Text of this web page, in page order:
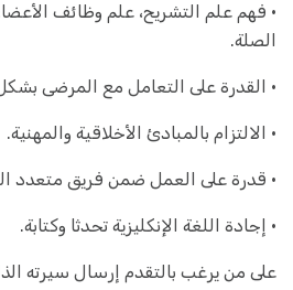
• فهم علم التشريح، علم وظائف
الصلة.
• القدرة على التعامل مع المرضى
• الالتزام بالمبادئ الأخلاقية والمهنية.
• قدرة على العمل ضمن فريق متعدد
• إجادة اللغة الإنكليزية تحدثا وكتابة.
على من يرغب بالتقدم إرسال سيرته